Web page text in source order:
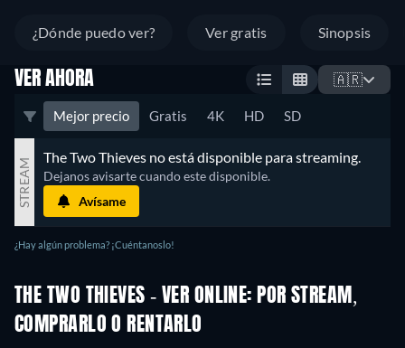
¿Dónde puedo ver? Ver gratis Sinopsis
VER AHORA 🇦🇷
Mejor precio Gratis 4K HD SD
STREAM The Two Thieves no está disponible para streaming.
Dejanos avisarte cuando este disponible.
Avísame
¿Hay algún problema? ¡Cuéntanoslo!
THE TWO THIEVES - VER ONLINE: POR STREAM,
COMPRARLO O RENTARLO